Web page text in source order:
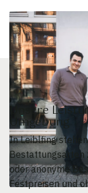
Unsere
Umgebung
In Leiblfing
Bestattungsarten
oder anonyme
Festpreisen und